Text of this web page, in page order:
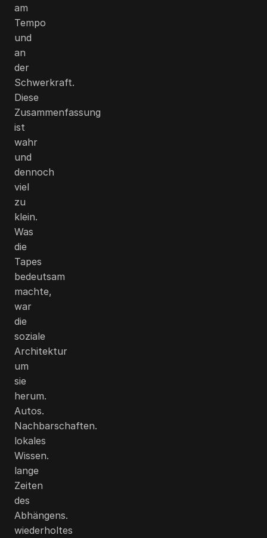
am
Tempo
und
an
der
Schwerkraft.
Diese
Zusammenfassung
ist
wahr
und
dennoch
viel
zu
klein.
Was
die
Tapes
bedeutsam
machte,
war
die
soziale
Architektur
um
sie
herum.
Autos.
Nachbarschaften.
lokales
Wissen.
lange
Zeiten
des
Abhängens.
wiederholtes